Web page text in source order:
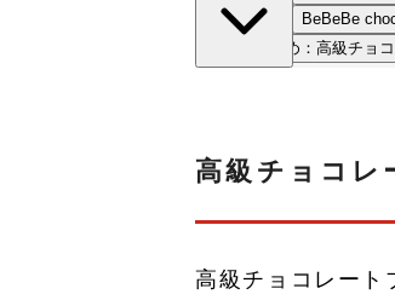
BeBeBe
まとめ：高級チョ
高級チョコレ
高級チョコレート